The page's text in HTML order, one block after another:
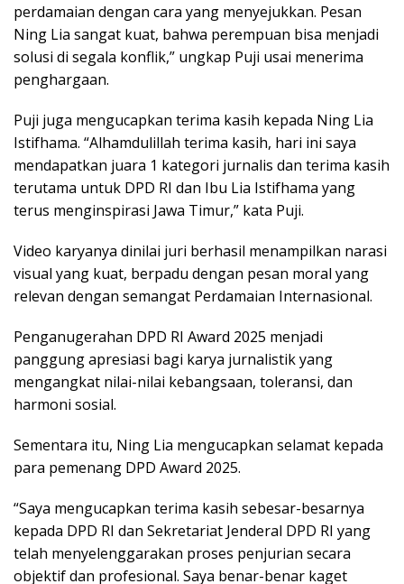
perdamaian dengan cara yang menyejukkan. Pesan
Ning Lia sangat kuat, bahwa perempuan bisa menjadi
solusi di segala konflik,” ungkap Puji usai menerima
penghargaan.
Puji juga mengucapkan terima kasih kepada Ning Lia
Istifhama. “Alhamdulillah terima kasih, hari ini saya
mendapatkan juara 1 kategori jurnalis dan terima kasih
terutama untuk DPD RI dan Ibu Lia Istifhama yang
terus menginspirasi Jawa Timur,” kata Puji.
Video karyanya dinilai juri berhasil menampilkan narasi
visual yang kuat, berpadu dengan pesan moral yang
relevan dengan semangat Perdamaian Internasional.
Penganugerahan DPD RI Award 2025 menjadi
panggung apresiasi bagi karya jurnalistik yang
mengangkat nilai-nilai kebangsaan, toleransi, dan
harmoni sosial.
Sementara itu, Ning Lia mengucapkan selamat kepada
para pemenang DPD Award 2025.
“Saya mengucapkan terima kasih sebesar-besarnya
kepada DPD RI dan Sekretariat Jenderal DPD RI yang
telah menyelenggarakan proses penjurian secara
objektif dan profesional. Saya benar-benar kaget